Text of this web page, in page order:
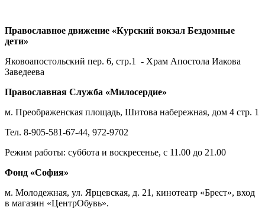
Православное движение «Курский вокзал Бездомные
дети»
Яковоапостольский пер. 6, стр.1 - Храм Апостола Иакова
Заведеева
Православная Служба «Милосердие»
м. Преображенская площадь, Шитова набережная, дом 4 стр. 1
Тел. 8-905-581-67-44, 972-9702
Режим работы: суббота и воскресенье, с 11.00 до 21.00
Фонд «София»
м. Молодежная, ул. Ярцевская, д. 21, кинотеатр «Брест», вход
в магазин «ЦентрОбувь».